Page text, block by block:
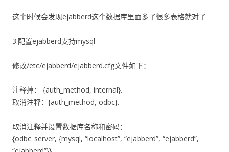
这个时候会发现ejabberd这个数据库里面多了很多表格就对了
3.配置ejabberd支持mysql
修改/etc/ejabberd/ejabberd.cfg文件如下：
注释掉： {auth_method, internal}.
取消注释：{auth_method, odbc}.
取消注释并设置数据库名称和密码：
{odbc_server, {mysql, “localhost”, “ejabberd”, “ejabberd”,